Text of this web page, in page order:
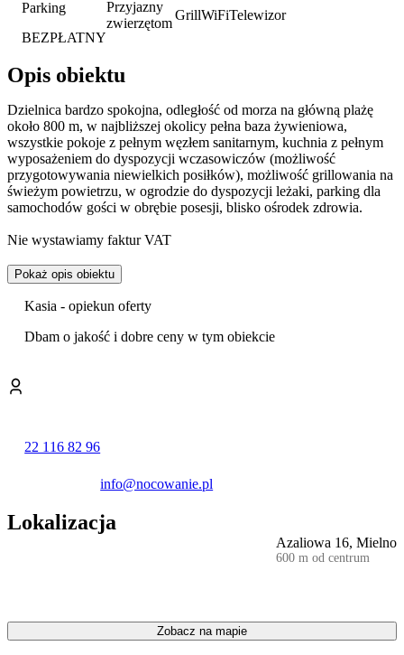
Parking
BEZPŁATNY
Przyjazny
zwierzętom
GrillWiFiTelewizor
Opis obiektu
Dzielnica bardzo spokojna, odległość od morza na główną plażę
około 800 m, w najbliższej okolicy pełna baza żywieniowa,
wszystkie pokoje z pełnym węzłem sanitarnym, kuchnia z pełnym
wyposażeniem do dyspozycji wczasowiczów (możliwość
przygotowywania niewielkich posiłków), możliwość grillowania na
świeżym powietrzu, w ogrodzie do dyspozycji leżaki, parking dla
samochodów gości w obrębie posesji, blisko ośrodek zdrowia.
Nie wystawiamy faktur VAT
Każdy pokój wyposażony jest w czajnik, lodówkę, komplet naczyń.
Pokaż opis obiektu
Kasia - opiekun oferty
Dbam o jakość i dobre ceny w tym obiekcie
22 116 82 96
info@nocowanie.pl
Lokalizacja
Azaliowa 16, Mielno
600 m od centrum
Zobacz na mapie